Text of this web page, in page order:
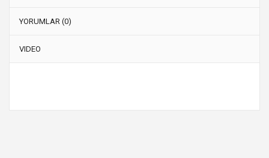
YORUMLAR (0)
VIDEO